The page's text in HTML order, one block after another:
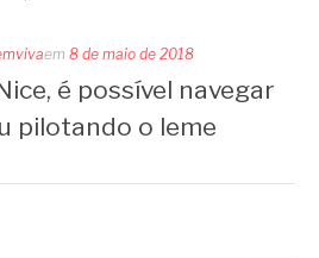
em 8 de maio de 2018
é possível navegar
pilotando o leme